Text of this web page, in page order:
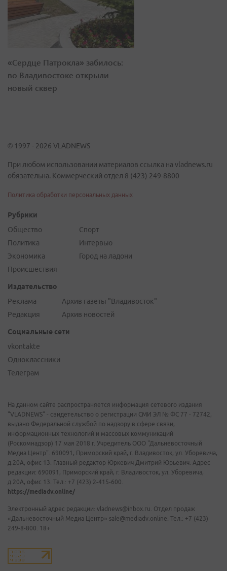
«Сердце Патрокла» забилось:
во Владивостоке открыли
новый сквер
© 1997 - 2026 VLADNEWS
При любом использовании материалов ссылка на vladnews.ru
обязательна. Коммерческий отдел 8 (423) 249-8800
Политика обработки персональных данных
Рубрики
Общество
Политика
Экономика
Происшествия
Спорт
Интервью
Город на ладони
Издательство
Реклама
Редакция
Архив газеты "Владивосток"
Архив новостей
Социальные сети
vkontakte
Одноклассники
Телеграм
На данном сайте распространяется информация сетевого издания
"VLADNEWS" - свидетельство о регистрации СМИ ЭЛ № ФС 77 - 72742,
выдано Федеральной службой по надзору в сфере связи,
информационных технологий и массовых коммуникаций
(Роскомнадзор) 17 мая 2018 г. Учредитель ООО "Дальневосточный
Медиа Центр". 690091, Приморский край, г. Владивосток, ул. Уборевича,
д.20А, офис 13. Главный редактор Юркевич Дмитрий Юрьевич. Адрес
редакции: 690091, Приморский край, г. Владивосток, ул. Уборевича,
д.20А, офис 13. Тел.: +7 (423) 2-415-600.
https://mediadv.online/
Электронный адрес редакции: vladnews@inbox.ru. Отдел продаж
«Дальневосточный Медиа Центр» sale@mediadv.online. Тел.: +7 (423)
249-8-800. 18+